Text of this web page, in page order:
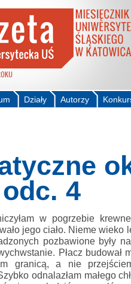
Autorzy
Działy
4
w pogrzebie
jego ciało. Nieme wieko
pozbawione były
Płacz budował
granicą, a nie
odnalazłam małego